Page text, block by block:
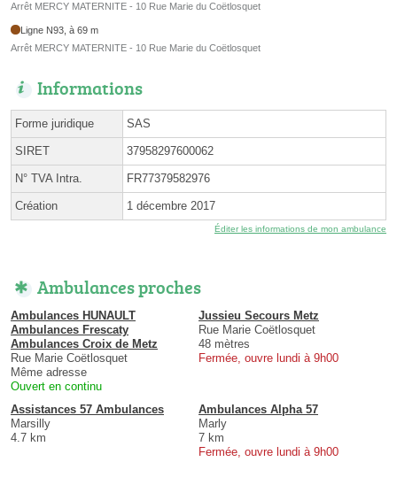
Arrêt MERCY MATERNITE - 10 Rue Marie du Coëtlosquet
Ligne N93, à 69 m
Arrêt MERCY MATERNITE - 10 Rue Marie du Coëtlosquet
Informations
Forme juridique SAS
SIRET 37958297600062
N° TVA Intra. FR77379582976
Création 1 décembre 2017
Éditer les informations de mon ambulance
Ambulances proches
Ambulances HUNAULT
Ambulances Frescaty
Ambulances Croix de Metz
Rue Marie Coëtlosquet
Même adresse
Ouvert en continu
Jussieu Secours Metz
Rue Marie Coëtlosquet
48 mètres
Fermée, ouvre lundi à 9h00
Assistances 57 Ambulances
Marsilly
4.7 km
Ambulances Alpha 57
Marly
7 km
Fermée, ouvre lundi à 9h00